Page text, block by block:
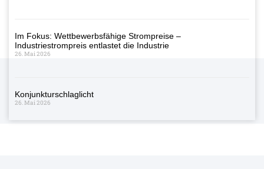
Im Fokus: Wettbewerbsfähige Strompreise –
Industriestrompreis entlastet die Industrie
26. Mai 2026
Konjunkturschlaglicht
26. Mai 2026